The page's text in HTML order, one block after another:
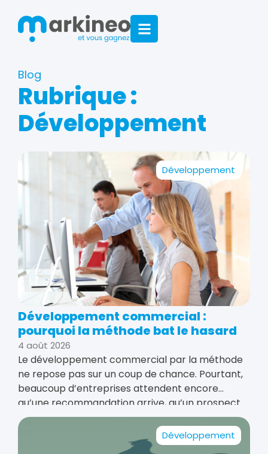
Blog
Rubrique :
Développement
Développement
Développement commercial :
pourquoi la méthode bat le hasard
4 août 2026
Le développement commercial par la méthode
ne repose pas sur un coup de chance. Pourtant,
beaucoup d’entreprises attendent encore
qu’une recommandation arrive, qu’un prospect
appelle ou qu’une publication déclenche
soudainement des ventes. Bien entendu, une
opportunité peut apparaître au bon
Développement